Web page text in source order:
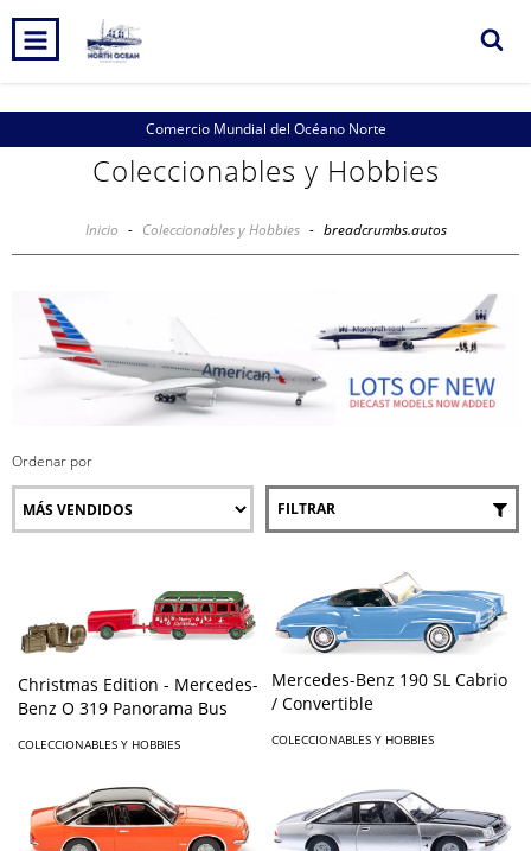
Comercio Mundial del Océano Norte
Coleccionables y Hobbies
Inicio - Coleccionables y Hobbies - breadcrumbs.autos
Ordenar por
FILTRAR
Christmas Edition - Mercedes-
Benz O 319 Panorama Bus
COLECCIONABLES Y HOBBIES
Mercedes-Benz 190 SL Cabrio
/ Convertible
COLECCIONABLES Y HOBBIES